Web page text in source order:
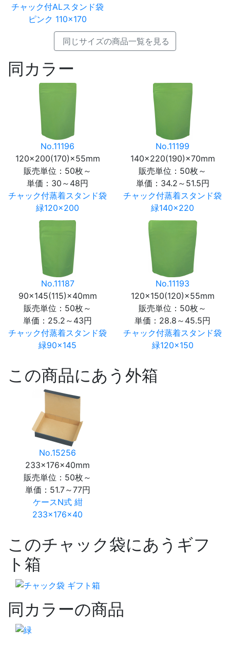
チャック付ALスタンド袋
ピンク 110×170
同じサイズの商品一覧を見る
同カラー
No.11196
120×200(170)×55mm
販売単位：50枚～
単価： 30～48円
チャック付蒸着スタンド袋
緑120×200
No.11199
140×220(190)×70mm
販売単位：50枚～
単価： 34.2～51.5円
チャック付蒸着スタンド袋
緑140×220
No.11187
90×145(115)×40mm
販売単位：50枚～
単価： 25.2～43円
チャック付蒸着スタンド袋
緑90×145
No.11193
120×150(120)×55mm
販売単位：50枚～
単価： 28.8～45.5円
チャック付蒸着スタンド袋
緑120×150
この商品にあう外箱
No.15256
233×176×40mm
販売単位：50枚～
単価： 51.7～77円
ケースN式 紺
233×176×40
このチャック袋にあうギフ
ト箱
同カラーの商品